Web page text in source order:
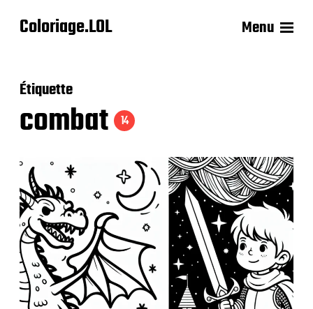
Coloriage.LOL Menu
Étiquette
combat 14